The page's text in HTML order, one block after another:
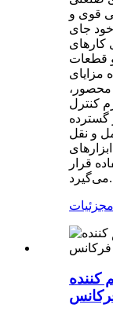
قوی و
خود جای
کارهای
قطعات
مزایای
محصور،
کنترل
گسترده
و نقل
قرار
می‌گیرد.
جزئیات
کننده